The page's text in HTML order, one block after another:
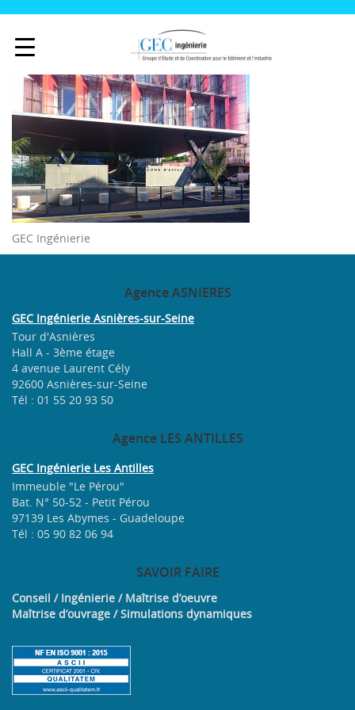
GEC Ingénierie
AgenceASNIERES
GEC Ingénierie Asnières-sur-Seine
Tour d'Asnières
Hall A - 3ème étage
4 avenue Laurent Cély
92600 Asnières-sur-Seine
Tél : 01 55 20 93 50
AgenceLES ANTILLES
GEC Ingénierie Les Antilles
Immeuble "Le Pérou"
Bat. N° 50-52 - Petit Pérou
97139 Les Abymes - Guadeloupe
Tél : 05 90 82 06 94
SAVOIRFAIRE
Conseil / Ingénierie / Maîtrise d’oeuvre
Maîtrise d’ouvrage / Simulations dynamiques